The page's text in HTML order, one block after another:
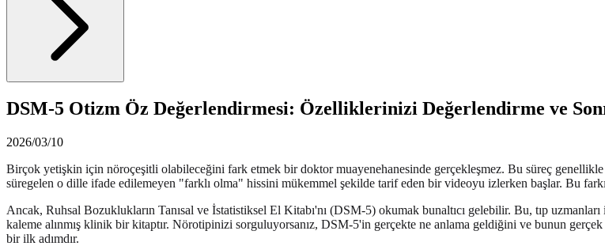
DSM-5 Otizm Öz Değerlendirmesi: Özelliklerinizi Değerlendirme ve
2026/03/10
Birçok yetişkin için nöroçeşitli olabileceğini fark etmek bir doktor muayenehanesinde gerçekleşmez. Bu süreç
süregelen o dille ifade edilemeyen "farklı olma" hissini mükemmel şekilde tarif eden bir videoyu izlerken başlar. Bu
Ancak, Ruhsal Bozuklukların Tanısal ve İstatistiksel El Kitabı'nı (DSM-5) okumak bunaltıcı gelebilir. Bu, tıp
kaleme alınmış klinik bir kitaptır. Nörotipinizi sorguluyorsanız, DSM-5'in gerçekte ne anlama geldiğini ve bunun gerçek
bir ilk adımdır.